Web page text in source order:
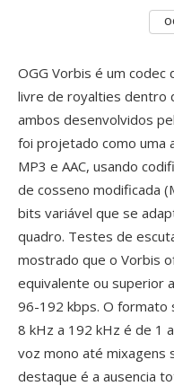
OGG Vorbis é um
livre de royalties dentro
ambos desenvolvidos
foi projetado como uma
MP3 e AAC, usando
de cosseno modificada
bits variável que se
quadro. Testes de
mostrado que o Vorbis
equivalente ou superior
96-192 kbps. O formato
8 kHz a 192 kHz é de 1
voz mono até mixagens
destaque é a ausencia